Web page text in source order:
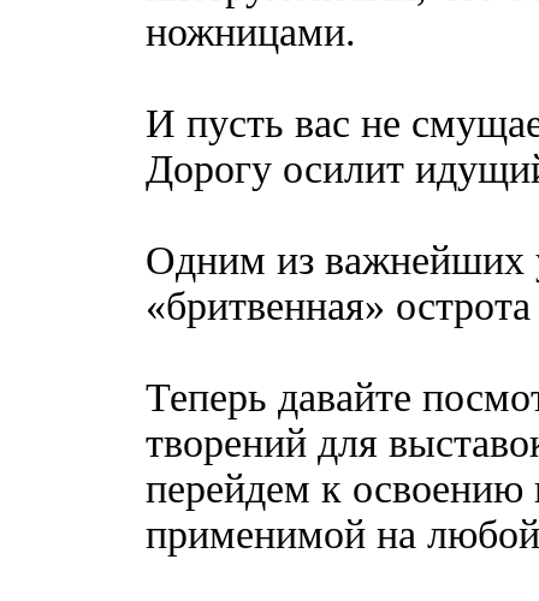
ножницами.
И пусть вас не
Дорогу осилит
Одним из важнейших
«бритвенная»
Теперь давайте
творений для
перейдем к освоению
применимой на